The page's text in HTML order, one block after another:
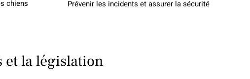
chiens
Prévenir les incidents et assurer la sécurité
et la législation